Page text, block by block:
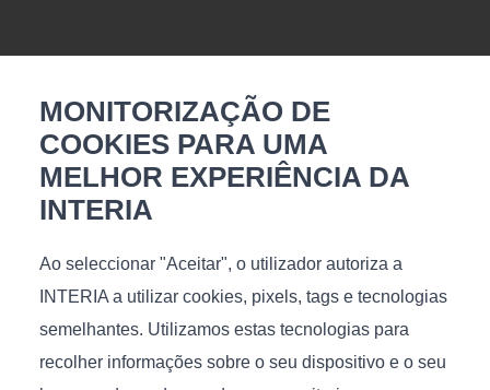
Talvez goste
Circle
€703
Disponível
Kiev Violet 200x300
MONITORIZAÇÃO DE
COOKIES PARA UMA
MELHOR EXPERIÊNCIA DA
INTERIA
Ao seleccionar "Aceitar", o utilizador autoriza a
INTERIA a utilizar cookies, pixels, tags e tecnologias
semelhantes. Utilizamos estas tecnologias para
recolher informações sobre o seu dispositivo e o seu